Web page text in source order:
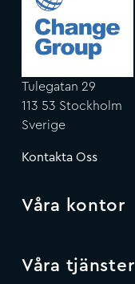
Tulegatan 29
113 53 Stockholm
Sverige
Kontakta Oss
Våra kontor
Våra tjänster